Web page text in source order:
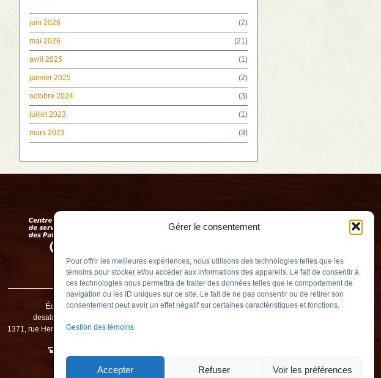
Gérer le consentement
Pour offrir les meilleures expériences, nous utilisons des technologies telles que les
témoins pour stocker et/ou accéder aux informations des appareils. Le fait de consentir à
ces technologies nous permettra de traiter des données telles que le comportement de
navigation ou les ID uniques sur ce site. Le fait de ne pas consentir ou de retirer son
consentement peut avoir un effet négatif sur certaines caractéristiques et fonctions.
Gestion des témoins
Accepter Refuser Voir les préférences
juin 2026 (2)
mai 2026 (21)
avril 2025 (1)
janvier 2025 (2)
octobre 2024 (3)
juillet 2023 (1)
mars 2023 (3)
École De Salaberry
desalaberry@cssp.gouv.qc.ca
1371, rue Hertel, Chambly (Québec) J3L 2M5